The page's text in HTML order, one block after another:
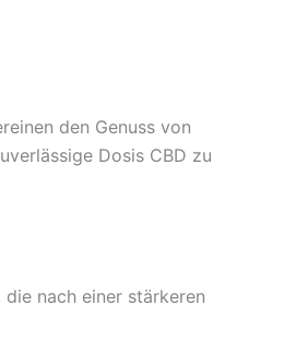
den Genuss von
Dosis CBD zu
nach einer stärkeren